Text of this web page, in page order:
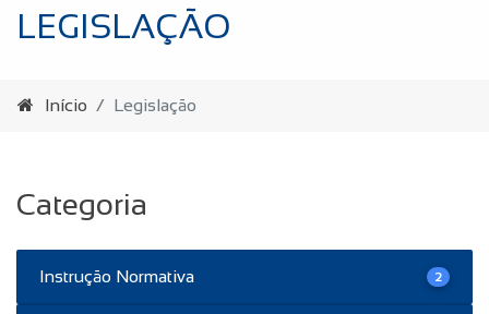
LEGISLAÇÃO
Início Legislação
Categoria
Instrução Normativa 2